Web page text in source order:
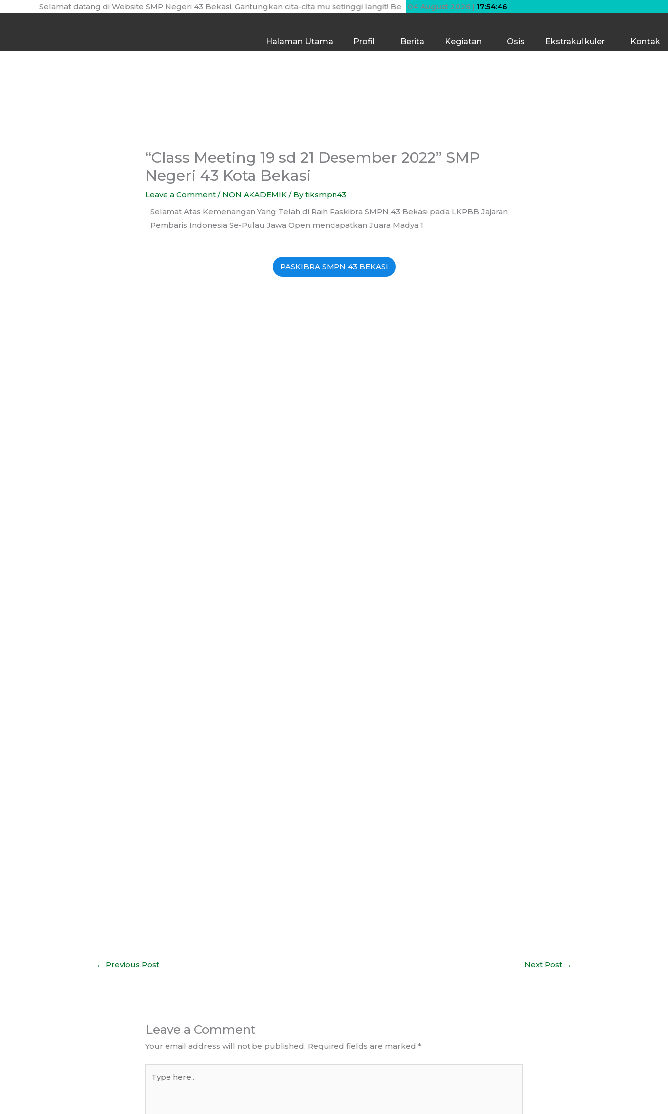
to
Selamat datang di Website SMP Negeri 43 Bekasi, Gantungkan cita-cita mu setinggi langit! Bermimpilah setinggi langit. Jika engkau jatuh, engkau akan jatuh di antara
04 August 2026 | 17:54:46
Halaman Utama Profil Berita Kegiatan Osis Ekstrakulikuler Kontak
“Class Meeting 19 sd 21 Desember 2022” SMP
Negeri 43 Kota Bekasi
Leave a Comment / NON AKADEMIK / Bytiksmpn43
Selamat Atas Kemenangan Yang Telah di Raih Paskibra SMPN 43 Bekasi pada LKPBB Jajaran
Pembaris Indonesia Se-Pulau Jawa Open mendapatkan Juara Madya 1
PASKIBRA SMPN 43 BEKASI
← Previous Post Next Post →
Leave a Comment
Your email address will not be published. Required fields are marked*
here..